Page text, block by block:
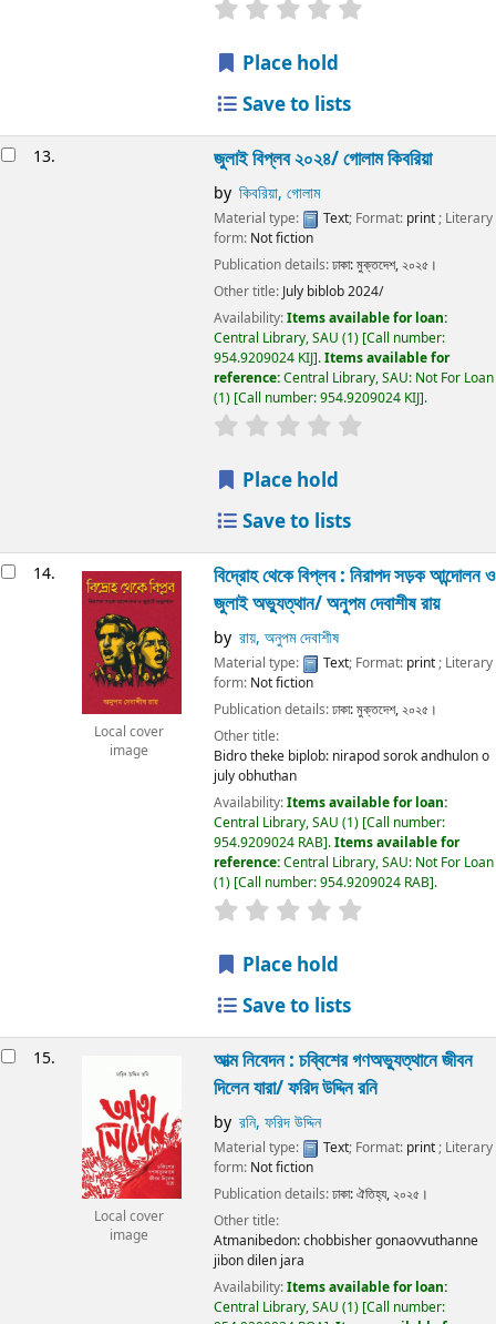
Place hold
Save to lists
13. জুলাই বিপ্লব ২০২৪/ গোলাম কিবরিয়া
by কিবরিয়া, গোলাম
Material type: Text; Format: print; Literary
form: Not fiction
Publication details:ঢাকা:মুক্তদেশ,২০২৫।
Other title: July biblob 2024/
Availability:Items available for loan:
Central Library, SAU (1) Call number:
954.9209024 KIJ .Items available for
reference:Central Library, SAU: Not For Loan
(1) Call number:954.9209024 KIJ .
Place hold
Save to lists
14.
Local cover
image
বিদ্রোহ থেকে বিপ্লব : নিরাপদ সড়ক আন্দোলন ও
জুলাই অভ্যুত্থান/অনুপম দেবাশীষ রায়
by রায়, অনুপম দেবাশীষ
Material type: Text; Format: print; Literary
form: Not fiction
Publication details:ঢাকা:মুক্তদেশ,২০২৫।
Other title:
Bidro theke biplob: nirapod sorok andhulon o
july obhuthan
Availability:Items available for loan:
Central Library, SAU (1) Call number:
954.9209024 RAB .Items available for
reference:Central Library, SAU: Not For Loan
(1) Call number:954.9209024 RAB .
Place hold
Save to lists
15.
Local cover
image
আত্ম নিবেদন : চব্বিশের গণঅভ্যুত্থানে জীবন
দিলেন যারা/ফরিদ উদ্দিন রনি
by রনি, ফরিদ উদ্দিন
Material type: Text; Format: print; Literary
form: Not fiction
Publication details:ঢাকা:ঐতিহ্য,২০২৫।
Other title:
Atmanibedon: chobbisher gonaovvuthanne
jibon dilen jara
Availability:Items available for loan:
Central Library, SAU (1) Call number: